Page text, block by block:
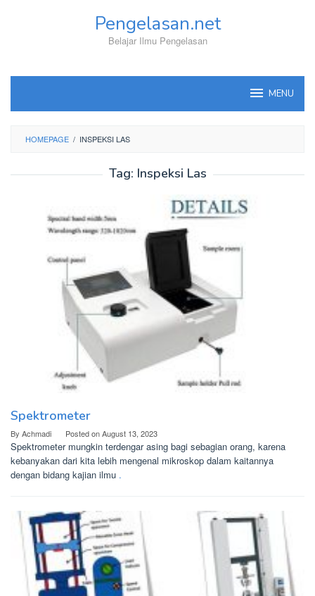
Pengelasan.net
Belajar Ilmu Pengelasan
MENU
HOMEPAGE / INSPEKSI LAS
Tag: Inspeksi Las
Spektrometer
By Achmadi Posted onAugust 13, 2023
Spektrometer mungkin terdengar asing bagi sebagian orang, karena
kebanyakan dari kita lebih mengenal mikroskop dalam kaitannya
dengan bidang kajian ilmu .